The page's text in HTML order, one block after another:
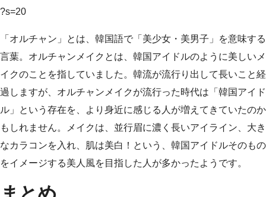
?s=20
「オルチャン」とは、韓国語で「美少女・美男子」を意味する
言葉。オルチャンメイクとは、韓国アイドルのように美しいメ
イクのことを指していました。韓流が流行り出して長いこと経
過しますが、オルチャンメイクが流行った時代は「韓国アイド
ル」という存在を、より身近に感じる人が増えてきていたのか
もしれません。メイクは、並行眉に濃く長いアイライン、大き
なカラコンを入れ、肌は美白！という、韓国アイドルそのもの
をイメージする美人風を目指した人が多かったようです。